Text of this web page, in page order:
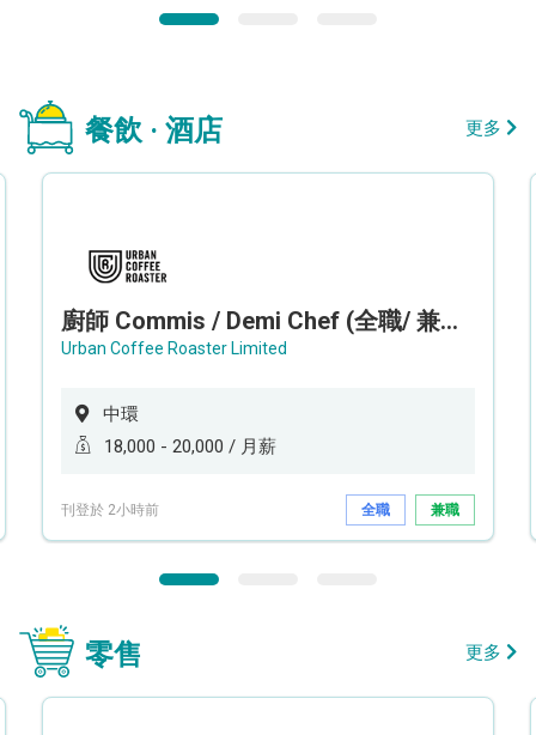
餐飲 · 酒店 更多
廚師 Commis / Demi Chef (全職/ 兼職) (工作地點:中環)
Urban Coffee Roaster Limited
中環
18,000 - 20,000 / 月薪
刊登於 2小時前 全職 兼職
零售 更多